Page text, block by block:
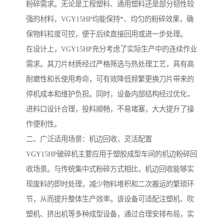
粉碎需求。无论是工程塑料、通用塑料还是部分韧性较
强的材料，VGY15HP均能保持*、均匀的粉碎效果，确
保物料粒度可控，便于后续直接回用或进一步处理。
在设计上，VGY15HP充分考虑了实际生产中的连续作业
需求。其刀片材质经过严格筛选与热处理工艺，具有高
耐磨性和长使用寿命，可有效降低频繁更换刀片带来的
停机成本和维护负担。同时，设备内部结构经过优化，
进料口设计合理，投料顺畅，不易堵塞，大大提升了操
作便利性。
二、广泛适用场景：机边回收，灵活配置
VGY15HP破碎机主要应用于塑胶成型车间的机边粉碎回
收场景。与传统集中式粉碎方式相比，机边回收能够实
现废料的即时处理，减少物料堆积和二次搬运的繁琐环
节，从而提升整体生产效率。该设备可适配注塑机、吹
塑机、挤出机等多种成型设备，通过合理安排布局，实